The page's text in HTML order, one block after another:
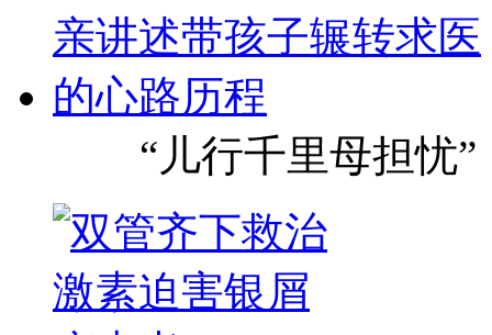
“儿行千里母担忧”